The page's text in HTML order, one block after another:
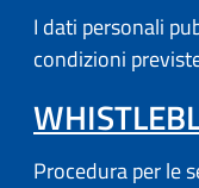
I dati personali
condizioni
Procedura per le